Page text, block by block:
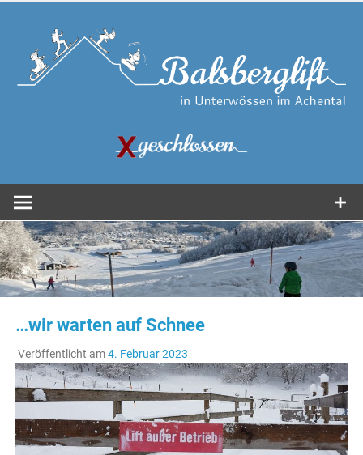
springen
Balsberglift
…wir warten auf Schnee
Veröffentlicht am4. Februar 2023